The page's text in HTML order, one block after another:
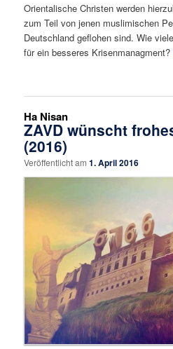
Orientalische Christen werden
zum Teil von jenen muslimischen
Deutschland geflohen sind. Wie
für ein besseres Krisenmanagment?
Ha Nisan
ZAVD wünscht
(2016)
Veröffentlicht am1. April 2016